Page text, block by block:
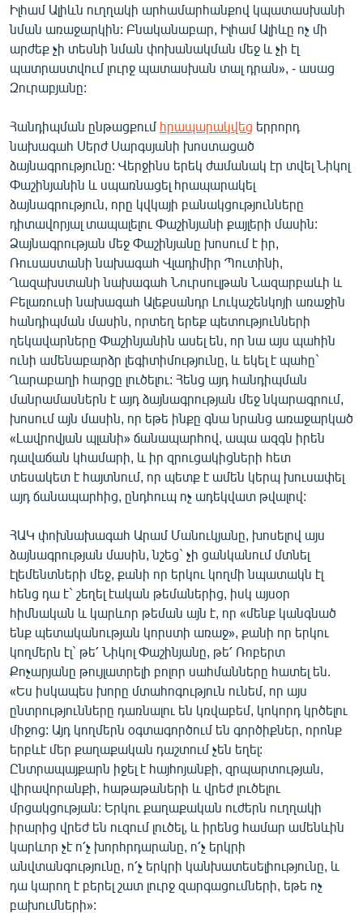
«Ազատության» բոլոր կայքերը
Իլհամ Ալիևն ուղղակի արհամարհանքով կպատասխանի
նման առաջարկին: Բնականաբար, Իլհամ Ալիևը ոչ մի
արժեք չի տեսնի նման փոխանակման մեջ և չի էլ
պատրաստվում լուրջ պատասխան տալ դրան», - ասաց
Զուրաբյանը:
Հանդիպման ընթացքում հրապարակվեց երրորդ
նախագահ Սերժ Սարգսյանի խոստացած
ձայնագրությունը: Վերջինս երեկ ժամանակ էր տվել Նիկոլ
Փաշինյանին և սպառնացել հրապարակել
ձայնագրություն, որը կվկայի բանակցությունները
դիտավորյալ տապալելու Փաշինյանի քայլերի մասին:
Ձայնագրության մեջ Փաշինյանը խոսում է իր,
Ռուսաստանի նախագահ Վլադիմիր Պուտինի,
Ղազախստանի նախագահ Նուրսուլթան Նազարբաևի և
Բելառուսի նախագահ Ալեքսանդր Լուկաշենկոյի առաջին
հանդիպման մասին, որտեղ երեք պետությունների
ղեկավարները Փաշինյանին ասել են, որ նա այս պահին
ունի ամենաբարձր լեգիտիմությունը, և եկել է պահը`
Ղարաբաղի հարցը լուծելու: Հենց այդ հանդիպման
մանրամասներն է այդ ձայնագրության մեջ նկարագրում,
խոսում այն մասին, որ եթե ինքը գնա նրանց առաջարկած
«Լավրովյան պլանի» ճանապարհով, ապա ազգն իրեն
դավաճան կհամարի, և իր զրուցակիցների հետ
տեսակետ է հայտնում, որ պետք է ամեն կերպ խուսափել
այդ ճանապարհից, ընդհուպ ոչ ադեկվատ թվալով:
ՀԱԿ փոխնախագահ Արամ Մանուկյանը, խոսելով այս
ձայնագրության մասին, նշեց` չի ցանկանում մտնել
էլեմենտների մեջ, քանի որ երկու կողմի նպատակն էլ
հենց դա է` շեղել էական թեմաներից, իսկ այսօր
հիմնական և կարևոր թեման այն է, որ «մենք կանգնած
ենք պետականության կորստի առաջ», քանի որ երկու
կողմերն էլ` թե՛ Նիկոլ Փաշինյանը, թե՛ Ռոբերտ
Քոչարյանը թույլատրելի բոլոր սահմանները հատել են.
«Ես իսկապես խորը մտահոգություն ունեմ, որ այս
ընտրությունները դառնալու են կռվաբեմ, կոկորդ կրծելու
միջոց: Այդ կողմերն օգտագործում են գործիքներ, որոնք
երբևէ մեր քաղաքական դաշտում չեն եղել:
Ընտրապայքարն իջել է հայհոյանքի, զրպարտության,
վիրավորանքի, հաթաթաների և վրեժ լուծելու
մրցակցության: Երկու քաղաքական ուժերն ուղղակի
իրարից վրեժ են ուզում լուծել, և իրենց համար ամենևին
կարևոր չէ ո՛չ խորհրդարանը, ո՛չ երկրի
անվտանգությունը, ո՛չ երկրի կանխատեսելիությունը, և
դա կարող է բերել շատ լուրջ զարգացումների, եթե ոչ
բախումների»: